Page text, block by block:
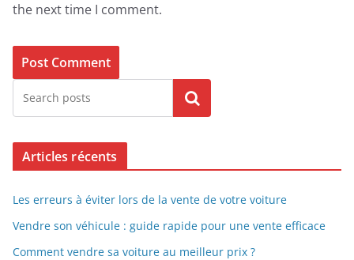
the next time I comment.
Search
Articles récents
Les erreurs à éviter lors de la vente de votre voiture
Vendre son véhicule : guide rapide pour une vente efficace
Comment vendre sa voiture au meilleur prix ?